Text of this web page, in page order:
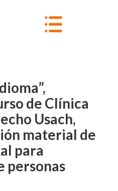
de Clínica
Usach,
material de
para
personas